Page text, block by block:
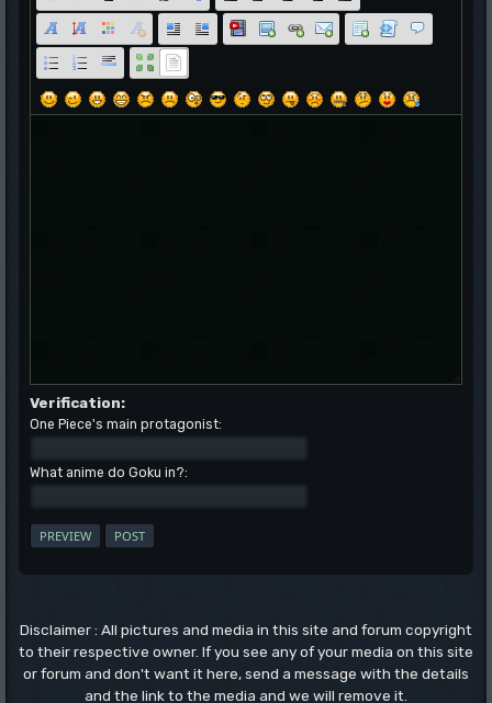
Verification:
One Piece's main protagonist:
What anime do Goku in?:
Disclaimer : All pictures and media in this site and forum copyright
to their respective owner. If you see any of your media on this site
or forum and don't want it here, send a message with the details
and the link to the media and we will remove it.